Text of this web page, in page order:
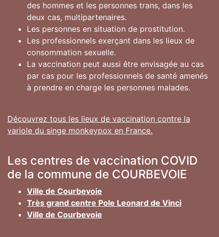
des hommes et les personnes trans, dans les
deux cas, multipartenaires.
Les personnes en situation de prostitution.
Les professionnels exerçant dans les lieux de
consommation sexuelle.
La vaccination peut aussi être envisagée au cas
par cas pour les professionnels de santé amenés
à prendre en charge les personnes malades.
Découvrez tous les lieux de vaccination contre la
variole du singe monkeypox en France.
Les centres de vaccination COVID
de la commune de COURBEVOIE
Ville de Courbevoie
Très grand centre Pole Leonard de Vinci
Ville de Courbevoie